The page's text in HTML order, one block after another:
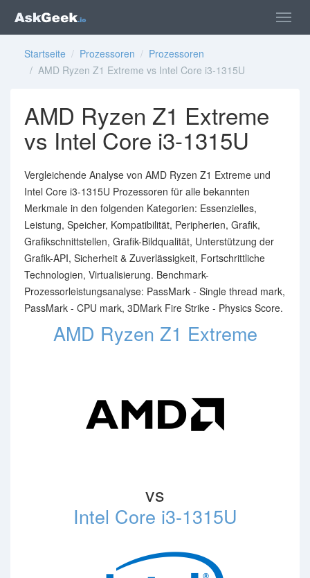
Startseite / Prozessoren / Prozessoren
/ AMD Ryzen Z1 Extreme vs Intel Core i3-1315U
AMD Ryzen Z1 Extreme
vs Intel Core i3-1315U
Vergleichende Analyse von AMD Ryzen Z1 Extreme und
Intel Core i3-1315U Prozessoren für alle bekannten
Merkmale in den folgenden Kategorien: Essenzielles,
Leistung, Speicher, Kompatibilität, Peripherien, Grafik,
Grafikschnittstellen, Grafik-Bildqualität, Unterstützung der
Grafik-API, Sicherheit & Zuverlässigkeit, Fortschrittliche
Technologien, Virtualisierung. Benchmark-
Prozessorleistungsanalyse: PassMark - Single thread mark,
PassMark - CPU mark, 3DMark Fire Strike - Physics Score.
AMD Ryzen Z1 Extreme
vs
Intel Core i3-1315U